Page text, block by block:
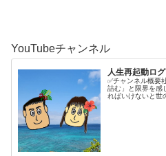
YouTubeチャンネル
人生再起動ロ
✅チャンネル概要
詰む」と限界を感
ればいけないと世